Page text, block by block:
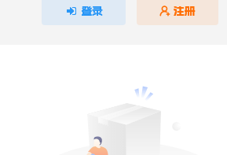
登录 注册